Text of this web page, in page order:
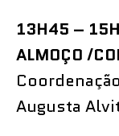
13H45 –
ALMOÇO /
Augusta